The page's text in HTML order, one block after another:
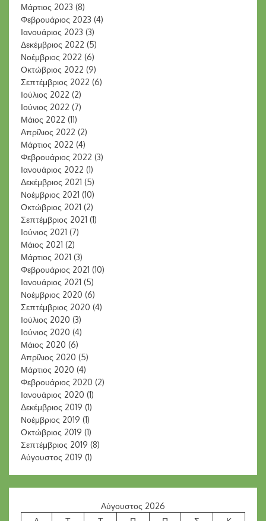
Μάρτιος 2023 (8)
Φεβρουάριος 2023 (4)
Ιανουάριος 2023 (3)
Δεκέμβριος 2022 (5)
Νοέμβριος 2022 (6)
Οκτώβριος 2022 (9)
Σεπτέμβριος 2022 (6)
Ιούλιος 2022 (2)
Ιούνιος 2022 (7)
Μάιος 2022 (11)
Απρίλιος 2022 (2)
Μάρτιος 2022 (4)
Φεβρουάριος 2022 (3)
Ιανουάριος 2022 (1)
Δεκέμβριος 2021 (5)
Νοέμβριος 2021 (10)
Οκτώβριος 2021 (2)
Σεπτέμβριος 2021 (1)
Ιούνιος 2021 (7)
Μάιος 2021 (2)
Μάρτιος 2021 (3)
Φεβρουάριος 2021 (10)
Ιανουάριος 2021 (5)
Νοέμβριος 2020 (6)
Σεπτέμβριος 2020 (4)
Ιούλιος 2020 (3)
Ιούνιος 2020 (4)
Μάιος 2020 (6)
Απρίλιος 2020 (5)
Μάρτιος 2020 (4)
Φεβρουάριος 2020 (2)
Ιανουάριος 2020 (1)
Δεκέμβριος 2019 (1)
Νοέμβριος 2019 (1)
Οκτώβριος 2019 (1)
Σεπτέμβριος 2019 (8)
Αύγουστος 2019 (1)
Αύγουστος 2026